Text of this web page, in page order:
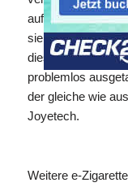
aufladen. Somit
sieht dabei auch
dieser Mini E-
problemlos
der gleiche wie
Joyetech.
Weitere e-